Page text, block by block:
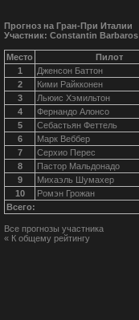
Прогноз на Гран-При Италии
Участник: Constantin Barbaros
Место Пилот
1
Дженсон Баттон
2
Кими Райкконен
3
Льюис Хэмильтон
4
Фернандо Алонсо
5
Себастьян Феттель
6
Марк Веббер
7
Серхио Перес
8
Пастор Мальдонадо
9
Михаэль Шумахер
10
Ромэн Грожан
Всего:
Все прогнозы участника
« К общему рейтингу